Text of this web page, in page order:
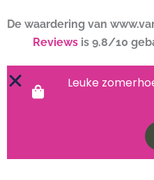
De waardering van
Reviewsis 9.8/10
Leuke